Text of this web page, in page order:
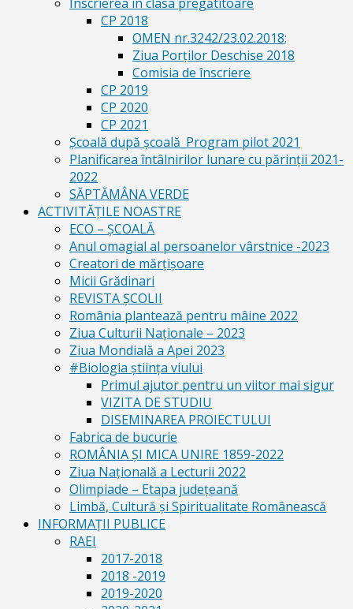
CP 2018
OMEN nr.3242/23.02.2018;
Ziua Porților Deschise 2018
Comisia de înscriere
CP 2019
CP 2020
CP 2021
Școală după școală_Program pilot 2021
Planificarea întâlnirilor lunare cu părinții 2021-
2022
SĂPTĂMÂNA VERDE
ACTIVITĂȚILE NOASTRE
ECO – ŞCOALĂ
Anul omagial al persoanelor vârstnice -2023
Creatori de mărțișoare
Micii Grădinari
REVISTA ŞCOLII
România plantează pentru mâine 2022
Ziua Culturii Naționale – 2023
Ziua Mondială a Apei 2023
#Biologia știința viului
Primul ajutor pentru un viitor mai sigur
VIZITA DE STUDIU
DISEMINAREA PROIECTULUI
Fabrica de bucurie
ROMÂNIA ŞI MICA UNIRE 1859-2022
Ziua Naţională a Lecturii 2022
Olimpiade – Etapa judeţeană
Limbă, Cultură și Spiritualitate Românească
INFORMAŢII PUBLICE
RAEI
2017-2018
2018 -2019
2019-2020